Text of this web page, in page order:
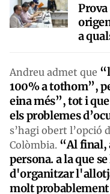
a
Andreu admet que
100% a tothom”,
eina més”, tot i
els problemes
s’hagi obert l’opció
Colòmbia. “Al final,
persona. a la que
d'organitzar
molt probablement